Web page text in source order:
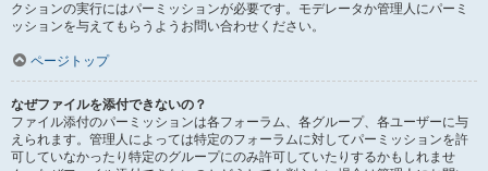
クションの実行にはパーミッションが必要です。モデレータか管理人にパーミ
ッションを与えてもらうようお問い合わせください。
ページトップ
なぜファイルを添付できないの？
ファイル添付のパーミッションは各フォーラム、各グループ、各ユーザーに与
えられます。管理人によっては特定のフォーラムに対してパーミッションを許
可していなかったり特定のグループにのみ許可していたりするかもしれませ